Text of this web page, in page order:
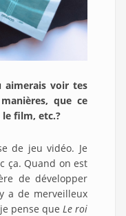
aimerais voir tes
que ce
le film, etc.?
de jeu vidéo. Je
ça. Quand on est
de développer
a de merveilleux
pense que Le roi